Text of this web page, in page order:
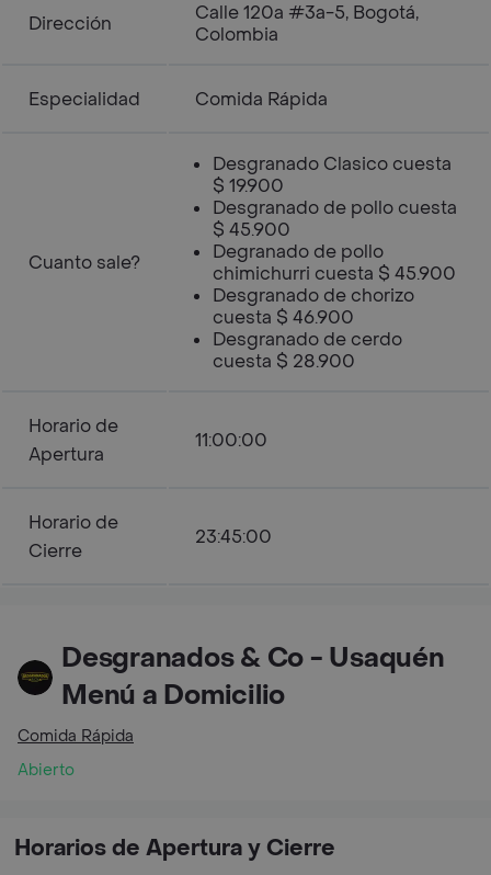
Dirección
Calle 120a #3a-5, Bogotá,
Colombia
Especialidad Comida Rápida
Cuanto sale?
Desgranado Clasico cuesta
$ 19.900
Desgranado de pollo cuesta
$ 45.900
Degranado de pollo
chimichurri cuesta $ 45.900
Desgranado de chorizo
cuesta $ 46.900
Desgranado de cerdo
cuesta $ 28.900
Horario de
Apertura
11:00:00
Horario de
Cierre
23:45:00
Desgranados & Co - Usaquén
Menú a Domicilio
Comida Rápida
Abierto
Horarios de Apertura y Cierre